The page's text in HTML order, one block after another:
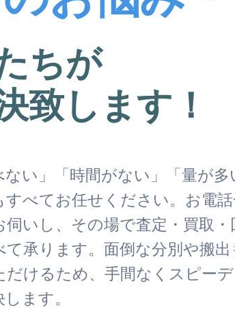
ちが
致します！
ない」「時間がない」「量が
すべてお任せください。お電
伺いし、その場で査定・買取・
て承ります。面倒な分別や搬
だけるため、手間なくスピー
ます。